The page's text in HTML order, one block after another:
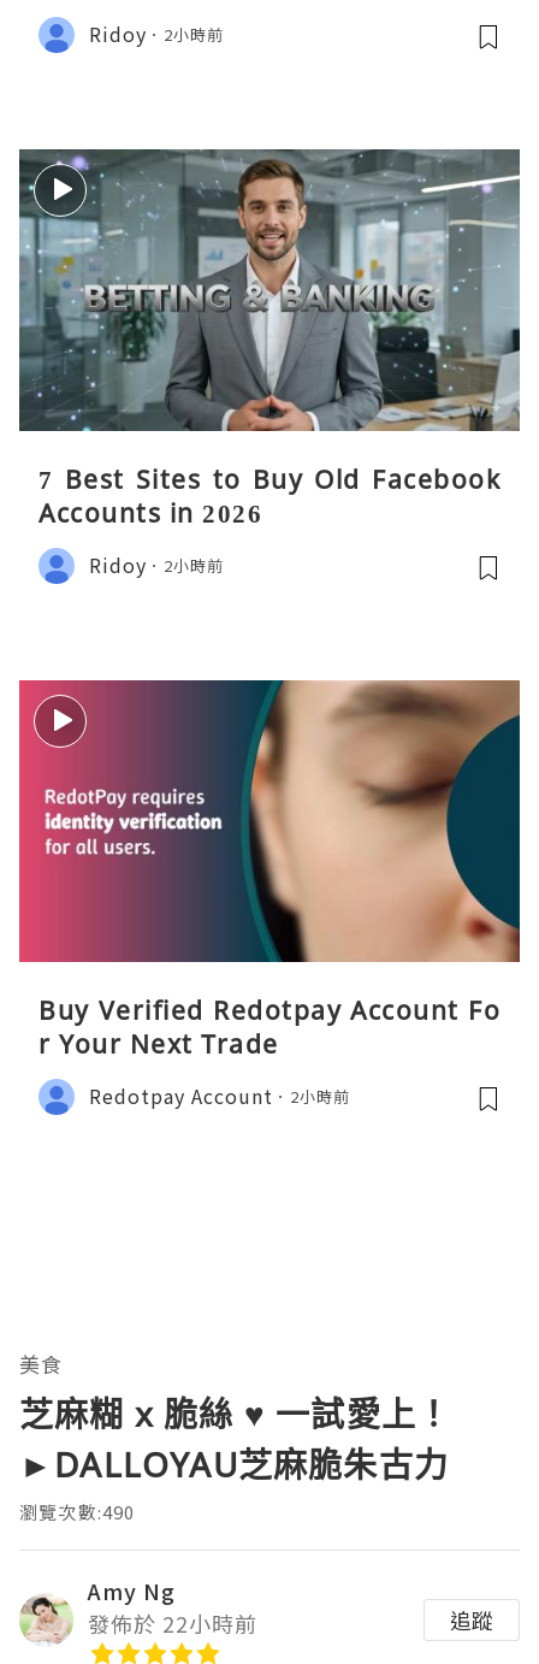
Ridoy 2小時前
7 Best Sites to Buy Old Facebook
Accounts in 2026
Ridoy 2小時前
Buy Verified Redotpay Account Fo
r Your Next Trade
Redotpay Account 2小時前
美食
芝麻糊 x 脆絲 ♥ 一試愛上！
►DALLOYAU芝麻脆朱古力
瀏覽次數:490
Amy Ng
發佈於 22小時前
追蹤